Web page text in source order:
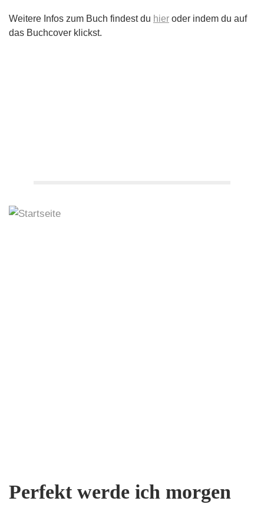
Weitere Infos zum Buch findest du hier oder indem du auf
das Buchcover klickst.
Perfekt werde ich morgen